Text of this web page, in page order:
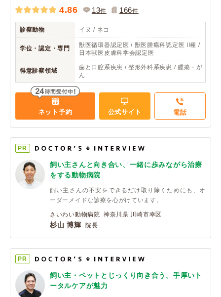
4.86 13件 166件
診察動物 イヌ / ネコ
学位・認定・専門
獣医循環器認定医 / 獣医腫瘍科認定医 II種 /
日本獣医皮膚科学会認定医
得意診察領域
歯と口腔系疾患 / 整形外科系疾患 / 腫瘍・が
ん
ネット予約 公式サイト 電話
PR
飼い主さんと向き合い、一緒に歩みながら治療
をする動物病院
飼い主さんの不安をできるだけ取り除くためにも、オ
ーダーメイドな診療を心がけています。
さいわい動物病院 神奈川県 川崎市幸区
杉山 博輝 院長
PR
飼い主・ペットとじっくり向き合う。手厚いト
ータルケアが魅力